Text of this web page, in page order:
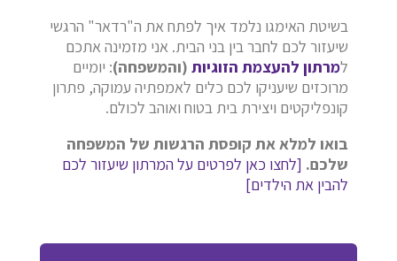
בשיטת האימגו נלמד איך לפתח את ה"רדאר" הרגשי
שיעזור לכם לחבר בין בני הבית. אני מזמינה אתכם
למרתון להעצמת הזוגיות(והמשפחה): יומיים
מרוכזים שיעניקו לכם כלים לאמפתיה עמוקה, פתרון
קונפליקטים ויצירת בית בטוח ואוהב לכולם.
בואו למלא את קופסת הרגשות של המשפחה
שלכם. [לחצו כאן לפרטים על המרתון שיעזור לכם
להבין את הילדים]